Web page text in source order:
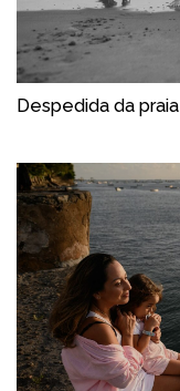
Despedida da praia